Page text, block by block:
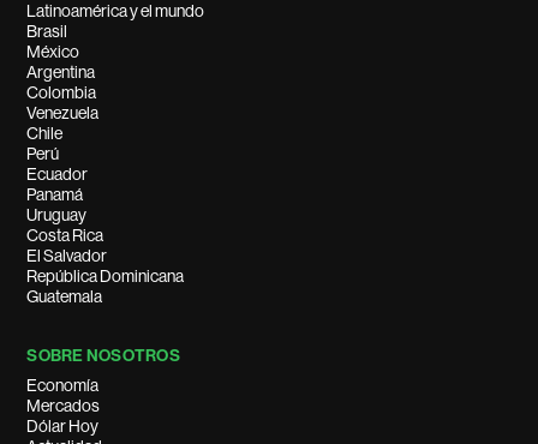
Latinoamérica y el mundo
Brasil
México
Argentina
Colombia
Venezuela
Chile
Perú
Ecuador
Panamá
Uruguay
Costa Rica
El Salvador
República Dominicana
Guatemala
SOBRE NOSOTROS
Economía
Mercados
Dólar Hoy